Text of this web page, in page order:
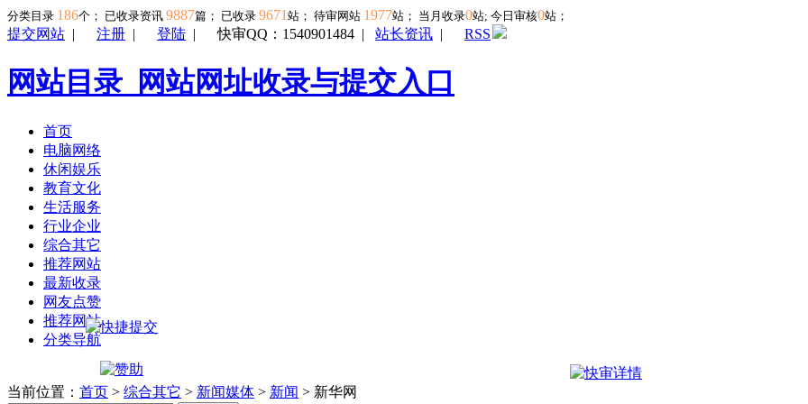
分类目录 186个； 已收录资讯 9887篇； 已收录 9671 站； 待审网站 1977站； 当月收录0站; 今日审核0站；
提交网站 | 注册 | 登陆 |快审QQ：1540901484 | 站长资讯 | RSS
网站目录_网站网址收录与提交入口
首页
电脑网络
休闲娱乐
教育文化
生活服务
行业企业
综合其它
推荐网站
最新收录
网友点赞
推荐网站
分类导航
当前位置： 首页 > 综合其它 > 新闻媒体 > 新闻 > 新华网